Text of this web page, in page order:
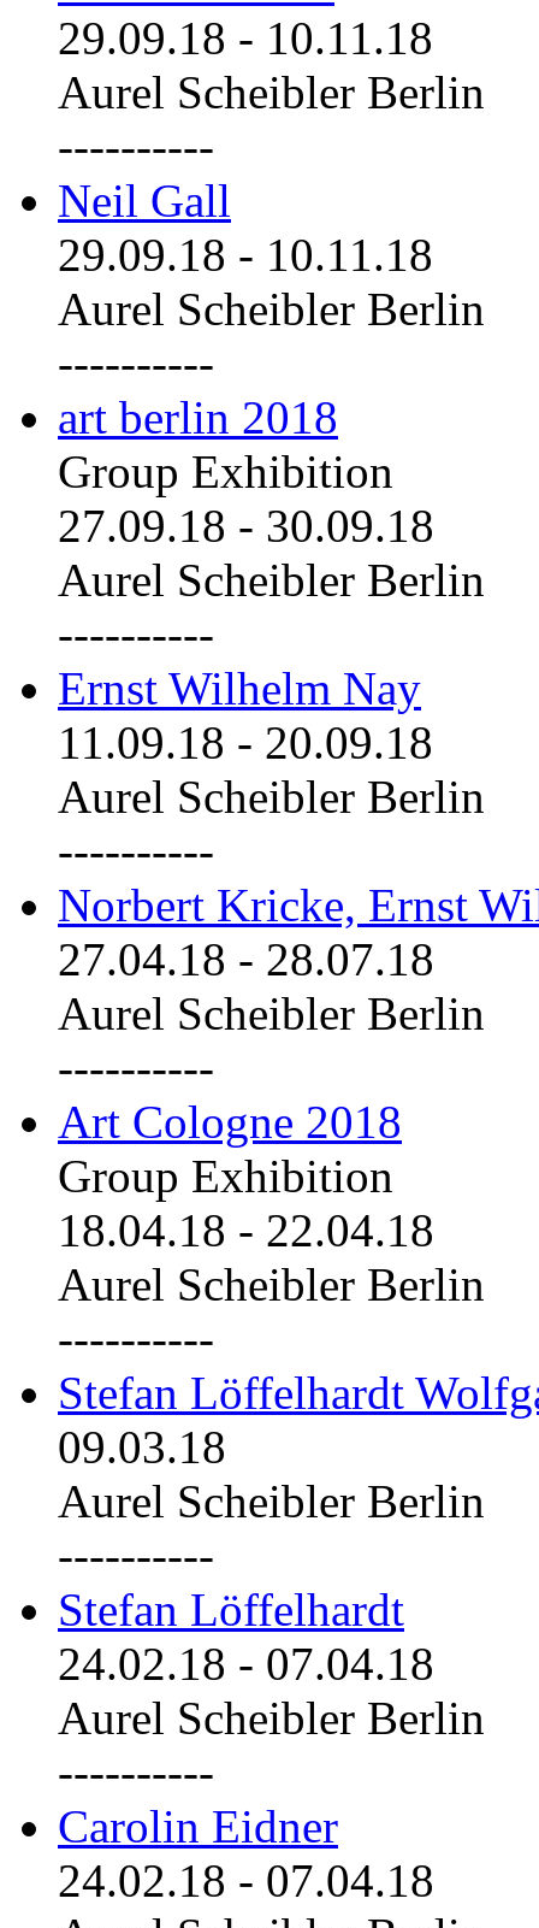
29.09.18 - 10.11.18
Aurel Scheibler Berlin
----------
Neil Gall
29.09.18 - 10.11.18
Aurel Scheibler Berlin
----------
art berlin 2018
Group Exhibition
27.09.18 - 30.09.18
Aurel Scheibler Berlin
----------
Ernst Wilhelm Nay
11.09.18 - 20.09.18
Aurel Scheibler Berlin
----------
Norbert Kricke, Ernst
27.04.18 - 28.07.18
Aurel Scheibler Berlin
----------
Art Cologne 2018
Group Exhibition
18.04.18 - 22.04.18
Aurel Scheibler Berlin
----------
Stefan Löffelhardt
09.03.18
Aurel Scheibler Berlin
----------
Stefan Löffelhardt
24.02.18 - 07.04.18
Aurel Scheibler Berlin
----------
Carolin Eidner
24.02.18 - 07.04.18